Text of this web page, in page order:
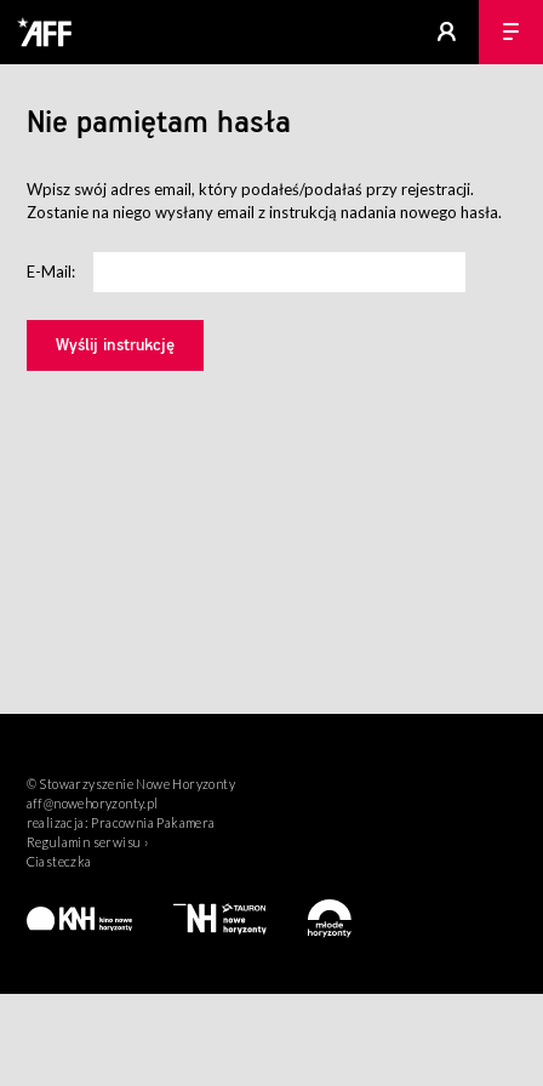
Nie pamiętam hasła
Wpisz swój adres email, który podałeś/podałaś przy rejestracji.
Zostanie na niego wysłany email z instrukcją nadania nowego hasła.
E-Mail:
© Stowarzyszenie Nowe Horyzonty
aff@nowehoryzonty.pl
realizacja: Pracownia Pakamera
Regulamin serwisu ›
Ciasteczka